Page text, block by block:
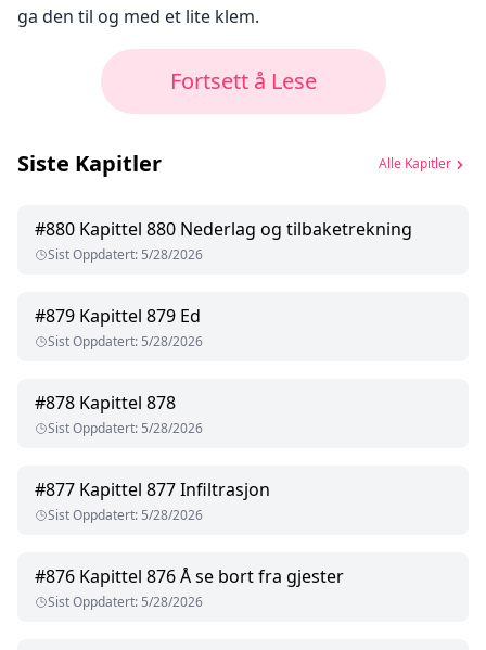
ga den til og med et lite klem.
Fortsett å Lese
Siste Kapitler Alle Kapitler
#880 Kapittel 880 Nederlag og tilbaketrekning
Sist Oppdatert: 5/28/2026
#879 Kapittel 879 Ed
Sist Oppdatert: 5/28/2026
#878 Kapittel 878
Sist Oppdatert: 5/28/2026
#877 Kapittel 877 Infiltrasjon
Sist Oppdatert: 5/28/2026
#876 Kapittel 876 Å se bort fra gjester
Sist Oppdatert: 5/28/2026